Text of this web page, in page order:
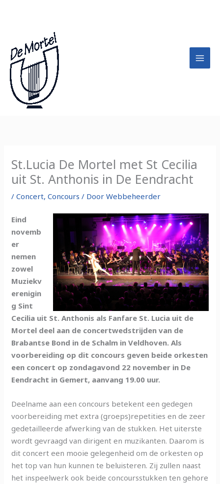
St.Lucia De Mortel met St Cecilia
uit St. Anthonis in De Eendracht
/Concert,Concours / DoorWebbeheerder
Eind
novemb
er
nemen
zowel
Muziekv
erenigin
g Sint
Cecilia uit St. Anthonis als Fanfare St. Lucia uit de
Mortel deel aan de concertwedstrijden van de
Brabantse Bond in de Schalm in Veldhoven. Als
voorbereiding op dit concours geven beide orkesten
een concert op zondagavond 22 november in De
Eendracht in Gemert, aanvang 19.00 uur.
Deelname aan een concours betekent een gedegen
voorbereiding met extra (groeps)repetities en de zeer
gedetailleerde afwerking van de stukken. Het uiterste
wordt gevraagd van dirigent en muzikanten. Daarom is
dit concert een mooie gelegenheid om de orkesten op
het top van hun kunnen te beluisteren. Zij zullen naast
het inspeelwerk ook beide concoursstukken ten gehore
h
i
e
f